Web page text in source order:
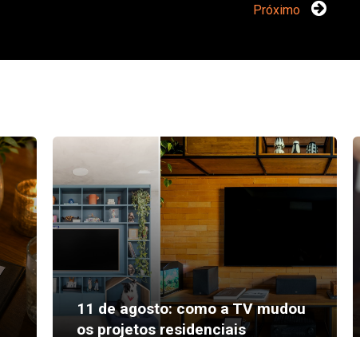
Próximo
11 de agosto: como a TV mudou
os projetos residenciais